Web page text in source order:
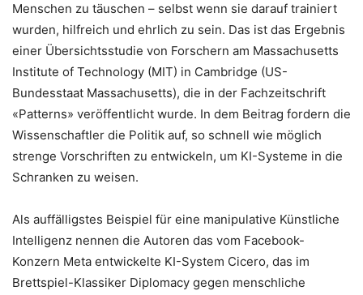
Menschen zu täuschen – selbst wenn sie darauf trainiert
wurden, hilfreich und ehrlich zu sein. Das ist das Ergebnis
einer Übersichtsstudie von Forschern am Massachusetts
Institute of Technology (MIT) in Cambridge (US-
Bundesstaat Massachusetts), die in der Fachzeitschrift
«Patterns» veröffentlicht wurde. In dem Beitrag fordern die
Wissenschaftler die Politik auf, so schnell wie möglich
strenge Vorschriften zu entwickeln, um KI-Systeme in die
Schranken zu weisen.
Als auffälligstes Beispiel für eine manipulative Künstliche
Intelligenz nennen die Autoren das vom Facebook-
Konzern Meta entwickelte KI-System Cicero, das im
Brettspiel-Klassiker Diplomacy gegen menschliche